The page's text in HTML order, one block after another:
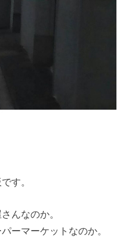
す。
んなのか。
ーマーケットなのか。